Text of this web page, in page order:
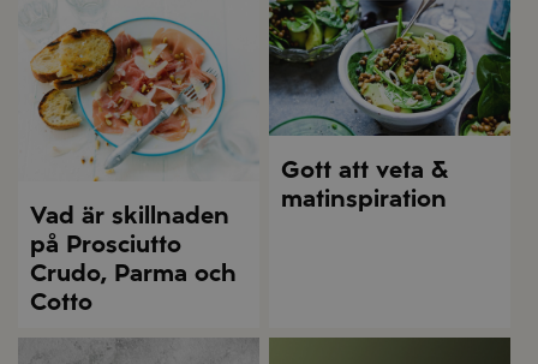
Vad är skillnaden
på Prosciutto
Crudo, Parma och
Cotto
Gott att veta &
matinspiration